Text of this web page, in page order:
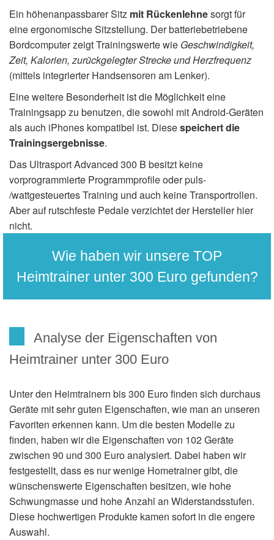
Ein höhenanpassbarer Sitz mit Rückenlehnesorgt für
eine ergonomische Sitzstellung. Der batteriebetriebene
Bordcomputer zeigt Trainingswerte wie Geschwindigkeit,
Zeit, Kalorien, zurückgelegter Strecke und Herzfrequenz
(mittels integrierter Handsensoren am Lenker).
Eine weitere Besonderheit ist die Möglichkeit eine
Trainingsapp zu benutzen, die sowohl mit Android-Geräten
als auch iPhones kompatibel ist. Diesespeichert die
Trainingsergebnisse.
Das Ultrasport Advanced 300 B besitzt keine
vorprogrammierte Programmprofile oder puls-
/wattgesteuertes Training und auch keine Transportrollen.
Aber auf rutschfeste Pedale verzichtet der Hersteller hier
nicht.
Wie haben wir unsere TOP
Heimtrainer unter 300 Euro gefunden?
Analyse der Eigenschaften von
Heimtrainer unter 300 Euro
Unter den Heimtrainern bis 300 Euro finden sich durchaus
Geräte mit sehr guten Eigenschaften, wie man an unseren
Favoriten erkennen kann. Um die besten Modelle zu
finden, haben wir die Eigenschaften von 102 Geräte
zwischen 90 und 300 Euro analysiert. Dabei haben wir
festgestellt, dass es nur wenige Hometrainer gibt, die
wünschenswerte Eigenschaften besitzen, wie hohe
Schwungmasse und hohe Anzahl an Widerstandsstufen.
Diese hochwertigen Produkte kamen sofort in die engere
Auswahl.